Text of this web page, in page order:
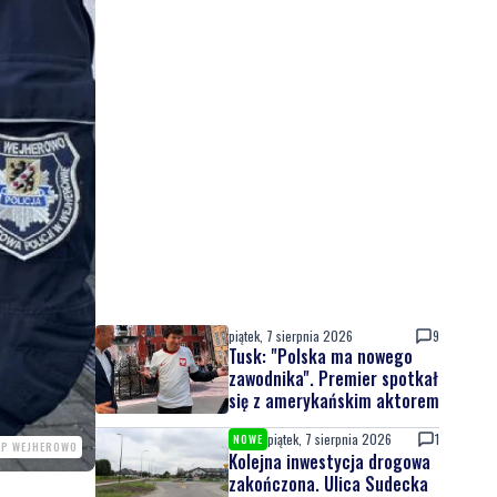
WEJHEROWO
piątek, 7 sierpnia 2026 9
Tusk: "Polska ma nowego
zawodnika". Premier spotkał
się z amerykańskim aktorem
NOWE piątek, 7 sierpnia 2026 1
Kolejna inwestycja drogowa
zakończona. Ulica Sudecka